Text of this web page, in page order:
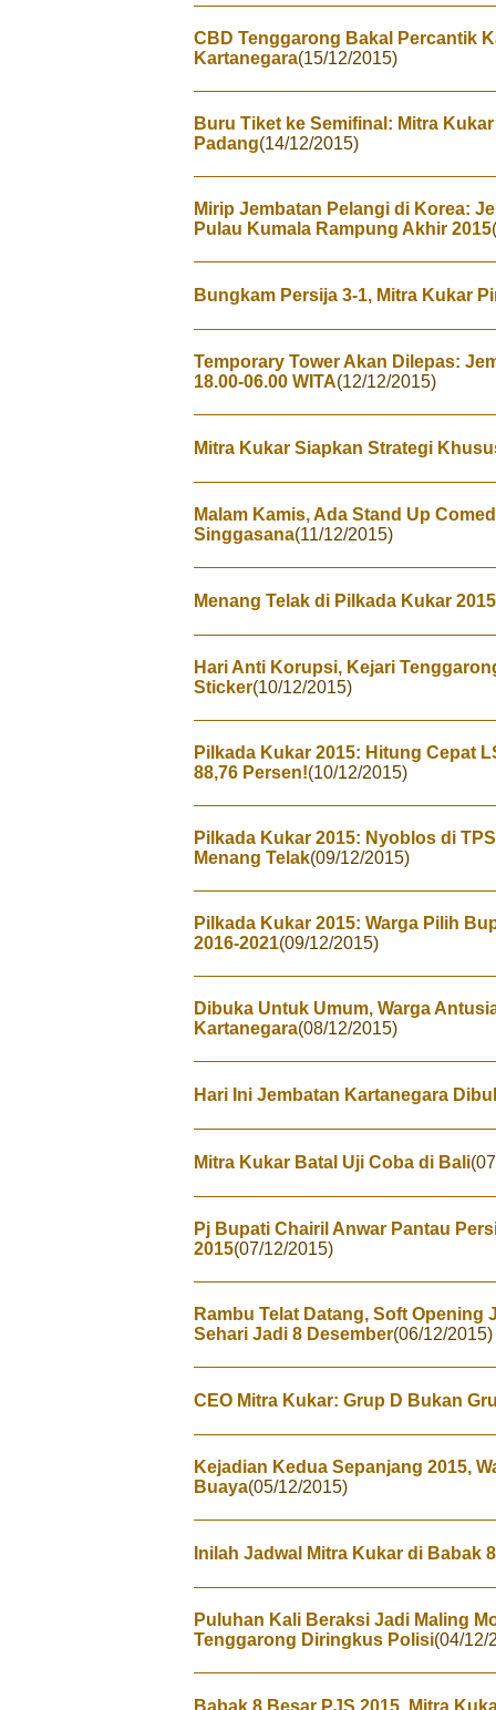
CBD Tenggarong Bakal Percantik
Kartanegara(15/12/2015)
Buru Tiket ke Semifinal: Mitra
Padang(14/12/2015)
Mirip Jembatan Pelangi di Korea:
Pulau Kumala Rampung Akhir 2015
Bungkam Persija 3-1, Mitra Kukar
Temporary Tower Akan Dilepas:
18.00-06.00 WITA(12/12/2015)
Mitra Kukar Siapkan Strategi
Malam Kamis, Ada Stand Up
Singgasana(11/12/2015)
Menang Telak di Pilkada Kukar
Hari Anti Korupsi, Kejari
Sticker(10/12/2015)
Pilkada Kukar 2015: Hitung Cepat
88,76 Persen!(10/12/2015)
Pilkada Kukar 2015: Nyoblos di
Menang Telak(09/12/2015)
Pilkada Kukar 2015: Warga Pilih
2016-2021(09/12/2015)
Dibuka Untuk Umum, Warga
Kartanegara(08/12/2015)
Hari Ini Jembatan Kartanegara
Mitra Kukar Batal Uji Coba di Bali
Pj Bupati Chairil Anwar Pantau
2015(07/12/2015)
Rambu Telat Datang, Soft
Sehari Jadi 8 Desember(06/12/2015)
CEO Mitra Kukar: Grup D Bukan
Kejadian Kedua Sepanjang 2015,
Buaya(05/12/2015)
Inilah Jadwal Mitra Kukar di Babak
Puluhan Kali Beraksi Jadi Maling
Tenggarong Diringkus Polisi(04/12/
Babak 8 Besar PJS 2015, Mitra